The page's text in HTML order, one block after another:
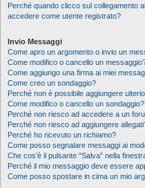
Perché quando clicco sul collegamento
accedere come utente registrato?
Invio Messaggi
Come apro un argomento o invio un
Come modifico o cancello un
Come aggiungo una firma ai miei
Come creo un sondaggio?
Perché non è possibile aggiungere
Come modifico o cancello un sondaggio?
Perché non riesco ad accedere a un
Perché non riesco ad aggiungere
Perché ho ricevuto un richiamo?
Come posso segnalare messaggi ai
Che cos’è il pulsante “Salva” nella
Perché il mio messaggio deve essere
Come posso spostare in cima un mio